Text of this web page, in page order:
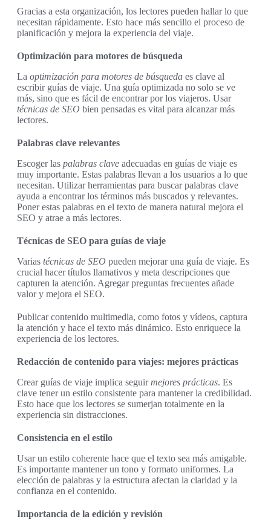
Gracias a esta organización, los lectores pueden hallar lo que
necesitan rápidamente. Esto hace más sencillo el proceso de
planificación y mejora la experiencia del viaje.
Optimización para motores de búsqueda
La optimización para motores de búsqueda es clave al
escribir guías de viaje. Una guía optimizada no solo se ve
más, sino que es fácil de encontrar por los viajeros. Usar
técnicas de SEO bien pensadas es vital para alcanzar más
lectores.
Palabras clave relevantes
Escoger las palabras clave adecuadas en guías de viaje es
muy importante. Estas palabras llevan a los usuarios a lo que
necesitan. Utilizar herramientas para buscar palabras clave
ayuda a encontrar los términos más buscados y relevantes.
Poner estas palabras en el texto de manera natural mejora el
SEO y atrae a más lectores.
Técnicas de SEO para guías de viaje
Varias técnicas de SEO pueden mejorar una guía de viaje. Es
crucial hacer títulos llamativos y meta descripciones que
capturen la atención. Agregar preguntas frecuentes añade
valor y mejora el SEO.
Publicar contenido multimedia, como fotos y vídeos, captura
la atención y hace el texto más dinámico. Esto enriquece la
experiencia de los lectores.
Redacción de contenido para viajes: mejores prácticas
Crear guías de viaje implica seguirmejores prácticas. Es
clave tener un estilo consistente para mantener la credibilidad.
Esto hace que los lectores se sumerjan totalmente en la
experiencia sin distracciones.
Consistencia en el estilo
Usar un estilo coherente hace que el texto sea más amigable.
Es importante mantener un tono y formato uniformes. La
elección de palabras y la estructura afectan la claridad y la
confianza en el contenido.
Importancia de la edición y revisión